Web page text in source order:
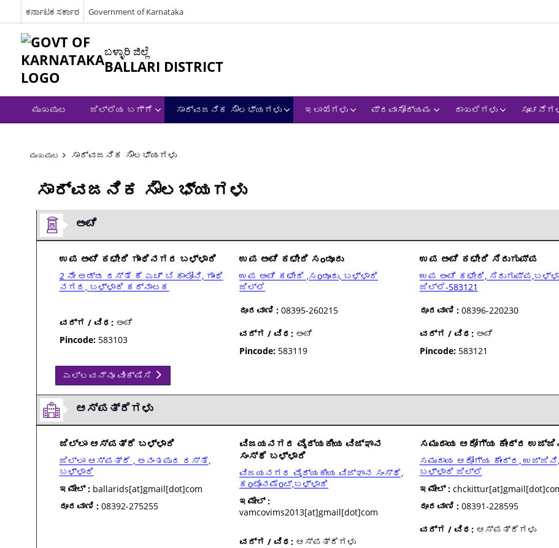
ಕರ್ನಾಟಕ ಸರ್ಕಾರ Government of Karnataka
ಬಳ್ಳಾರಿ ಜಿಲ್ಲೆ
BALLARI DISTRICT
ಮುಖಪುಟ ಜಿಲ್ಲೆಯ ಬಗ್ಗೆ ಸಾರ್ವಜನಿಕ ಸೌಲಭ್ಯಗಳು ಇಲಾಖೆಗಳು ಪ್ರವಾಸೋದ್ಯಮ ದಾಖಲೆಗಳು
ಮುಖಪುಟ ಸಾರ್ವಜನಿಕ ಸೌಲಭ್ಯಗಳು
ಸಾರ್ವಜನಿಕ ಸೌಲಭ್ಯಗಳು
ಅಂಚೆ
ಉಪ ಅಂಚೆ ಕಛೇರಿ ಗಾಂಧಿನಗರ ಬಳ್ಳಾರಿ
2 ನೇ ಅಡ್ಡ ರಸ್ತೆ ಕೆ ಎಚ್ ಬಿ ಕಾಲೋನಿ, ಗಾಂಧಿ
ನಗರ, ಬಳ್ಳಾರಿ ಕರ್ನಾಟಕ
ವರ್ಗ / ವಿಧ:ಅಂಚೆ
Pincode:583103
ಉಪ ಅಂಚೆ ಕಛೇರಿ ಸoಡೂರು
ಉಪ ಅಂಚೆ ಕಛೇರಿ ,ಸoಡೂರು, ಬಳ್ಳಾರಿ
ಜಿಲ್ಲೆ
ದೂರವಾಣಿ : 08395-260215
ವರ್ಗ / ವಿಧ: ಅಂಚೆ
Pincode: 583119
ಉಪ ಅಂಚೆ ಕಛೇರಿ ಸಿರುಗುಪ್ಪ
ಉಪ ಅಂಚೆ ಕಛೇರಿ,
ಜಿಲ್ಲೆ-583121
ದೂರವಾಣಿ :08396-220230
ವರ್ಗ / ವಿಧ:ಅಂಚೆ
Pincode:583121
ಎಲ್ಲವನ್ನೂ ವೀಕ್ಷಿಸಿ
ಆಸ್ಪತ್ರೆಗಳು
ಜಿಲ್ಲಾ ಆಸ್ಪತ್ರೆ ಬಳ್ಳಾರಿ
ಜಿಲ್ಲಾ ಆಸ್ಪತ್ರೆ , ಅನಂತಪುರ ರಸ್ತೆ,
ಬಳ್ಳಾರಿ
ಇಮೇಲ್ :ballarids[at]gmail[dot]com
ದೂರವಾಣಿ :08392-275255
ವಿಜಯನಗರ ವೈದ್ಯಕೀಯ ವಿಜ್ಞಾನ
ಸಂಸ್ಥೆ ಬಳ್ಳಾರಿ
ವಿಜಯನಗರ ವೈದ್ಯಕೀಯ ವಿಜ್ಞಾನ ಸಂಸ್ಥೆ,
ಕoಟೊನಮೆoಟ್,ಬಳ್ಳಾರಿ
ಇಮೇಲ್ :
vamcovims2013[at]gmail[dot]com
ವರ್ಗ / ವಿಧ: ಆಸ್ಪತ್ರೆಗಳು
ಸಮುದಾಯ ಆರೋಗ್ಯ ಕೇಂದ್ರ
ಸಮುದಾಯ ಆರೋಗ್ಯ ಕೇಂದ್ರ, ಉಜ್ಜಿನಿ,
ಬಳ್ಳಾರಿ ಜಿಲ್ಲೆ
ಇಮೇಲ್ :
ದೂರವಾಣಿ :08391-228595
ವರ್ಗ / ವಿಧ:ಆಸ್ಪತ್ರೆಗಳು